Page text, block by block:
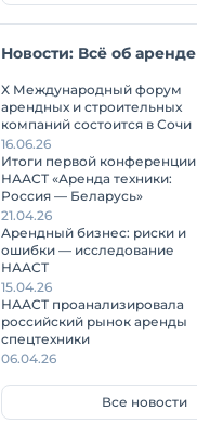
Новости: Всё об аренде
X Международный форум
арендных и строительных
компаний состоится в Сочи
16.06.26
Итоги первой конференции
НААСТ «Аренда техники:
Россия — Беларусь»
21.04.26
Арендный бизнес: риски и
ошибки — исследование
НААСТ
15.04.26
НААСТ проанализировала
российский рынок аренды
спецтехники
06.04.26
Все новости